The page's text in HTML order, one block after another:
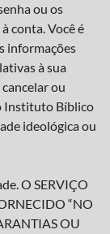
ou os
conta. Você é
informações
à sua
ou
Instituto Bíblico
ideológica ou
O SERVIÇO
“NO
OU